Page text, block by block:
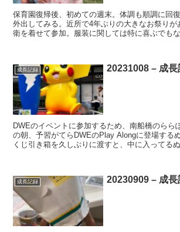
保育園復帰後、初めての週末。体調も順調に回
外出してみる。近所で4年ぶりの大きなお祭り
衛を着せて参加。服装に関しては特に喜ぶでも
成長記録 20231008 – 成
DWEのイベントに参加するため、南船橋のらら
の朝、予習がてらDWEのPlay Alongに登場する
くじ引き箱を久しぶりに渡すと、中に入ってる
成長記録 20230909 – 成長